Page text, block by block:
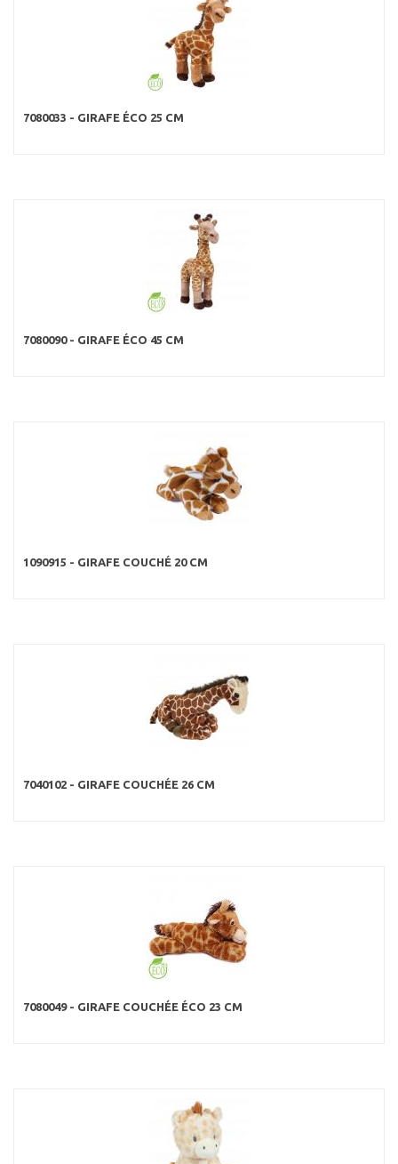
7080033 - GIRAFE ÉCO 25 CM
7080090 - GIRAFE ÉCO 45 CM
1090915 - GIRAFE COUCHÉ 20 CM
7040102 - GIRAFE COUCHÉE 26 CM
7080049 - GIRAFE COUCHÉE ÉCO 23 CM